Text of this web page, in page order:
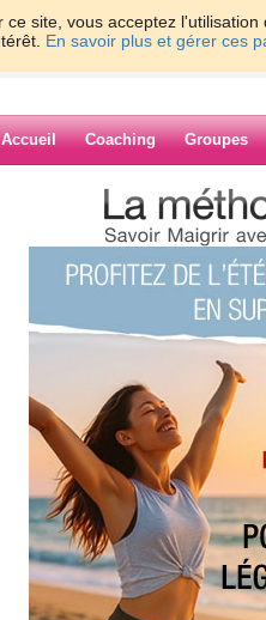
site, vous acceptez
En savoir plus et gérer ces
Accueil Coaching Groupes
> Dame-Polgara
de Dame-
21 - 30 31 - 40 41 - 50 51 -
‹ Préc. 11 12 13 14 15
Youhouuuu!!!
publié le 20/06/2011 à 21:01
toutes! :-)
des mois et des mois d'absence, je
de kilos en plus...